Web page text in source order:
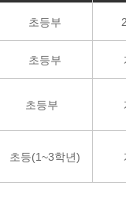
초등부
초등부
초등부
초등(1~3학년)